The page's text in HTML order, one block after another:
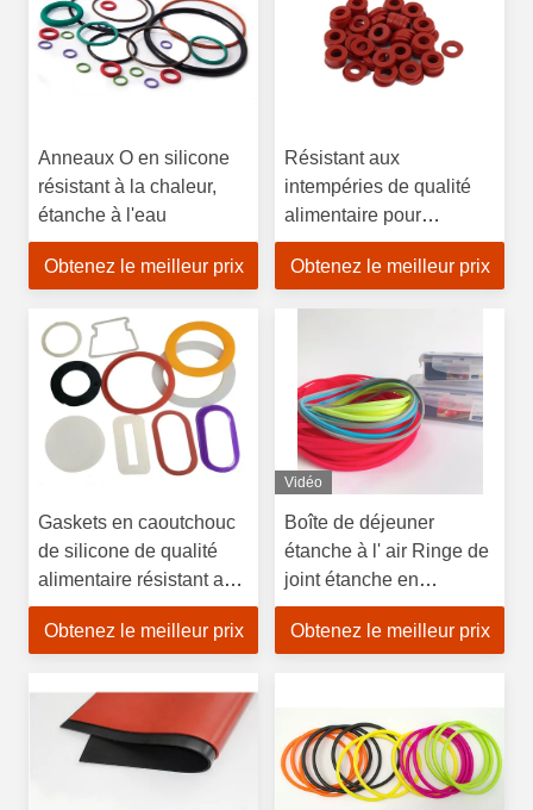
Anneaux O en silicone
résistant à la chaleur,
étanche à l'eau
Obtenez le meilleur prix
Résistant aux
intempéries de qualité
alimentaire pour
machine à laver le verre
Obtenez le meilleur prix
Gaskets en caoutchouc
de silicone de qualité
alimentaire résistant au
vieillissement Utilisation
mécanique avec longue
Obtenez le meilleur prix
Vidéo
Boîte de déjeuner
étanche à l' air Ringe de
joint étanche en
caoutchouc de silicone
pour récipient
Obtenez le meilleur prix